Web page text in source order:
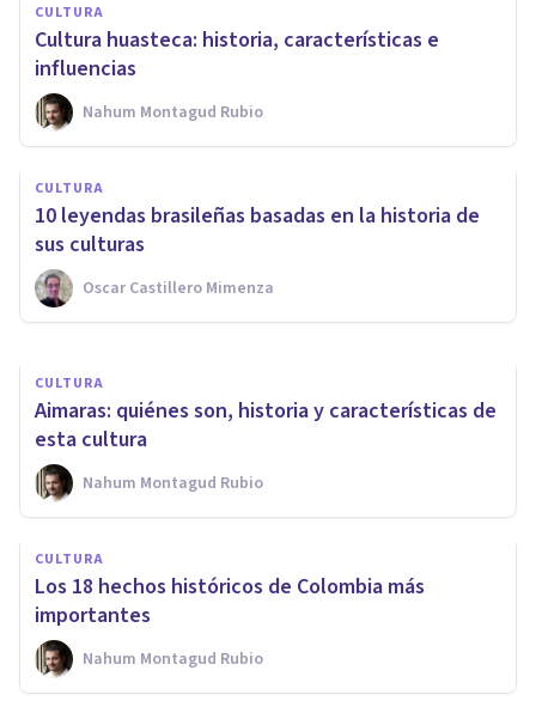
CULTURA
Cultura huasteca: historia, características e
influencias
Nahum Montagud Rubio
CULTURA
10 leyendas brasileñas basadas en la historia de
sus culturas
Oscar Castillero Mimenza
Las 7 tradiciones vascas más
famosas
Sonia Ruz Comas
CULTURA
Aimaras: quiénes son, historia y características de
esta cultura
Nahum Montagud Rubio
CULTURA
Los 18 hechos históricos de Colombia más
importantes
Nahum Montagud Rubio